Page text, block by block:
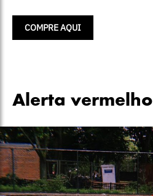
COMPRE AQUI
Alerta vermelho